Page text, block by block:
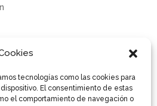
tecnologías como las cookies para
El consentimiento de estas
el comportamiento de navegación o